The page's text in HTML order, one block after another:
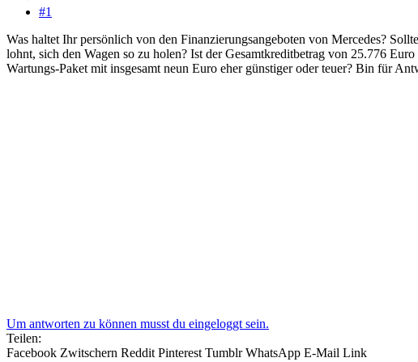
#1
Was haltet Ihr persönlich von den Finanzierungsangeboten von Mercedes?
lohnt, sich den Wagen so zu holen? Ist der Gesamtkreditbetrag von 25.776
Wartungs-Paket mit insgesamt neun Euro eher günstiger oder teuer? Bin für
Um antworten zu können musst du eingeloggt sein.
Teilen:
Facebook Zwitschern Reddit Pinterest Tumblr WhatsApp E-Mail Link